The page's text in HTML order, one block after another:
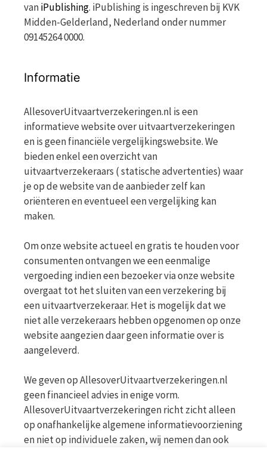
vaniPublishing. iPublishing is ingeschreven bij KVK
Midden-Gelderland, Nederland onder nummer
09145264 0000.
Informatie
AllesoverUitvaartverzekeringen.nl is een
informatieve website over uitvaartverzekeringen
en is geen financiële vergelijkingswebsite. We
bieden enkel een overzicht van
uitvaartverzekeraars ( statische advertenties) waar
je op de website van de aanbieder zelf kan
oriënteren en eventueel een vergelijking kan
maken.
Om onze website actueel en gratis te houden voor
consumenten ontvangen we een eenmalige
vergoeding indien een bezoeker via onze website
overgaat tot het sluiten van een verzekering bij
een uitvaartverzekeraar. Het is mogelijk dat we
niet alle verzekeraars hebben opgenomen op onze
website aangezien daar geen informatie over is
aangeleverd.
We geven op AllesoverUitvaartverzekeringen.nl
geen financieel advies in enige vorm.
AllesoverUitvaartverzekeringen richt zicht alleen
op onafhankelijke algemene informatievoorziening
en niet op individuele zaken, wij nemen dan ook